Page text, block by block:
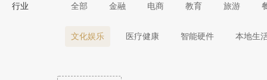
行业 全部 金融 电商 教育 旅游
文化娱乐 医疗健康 智能硬件 本地生